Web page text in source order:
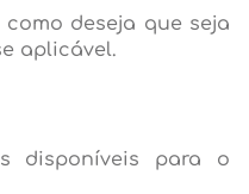
como deseja que seja
aplicável.
disponíveis para o